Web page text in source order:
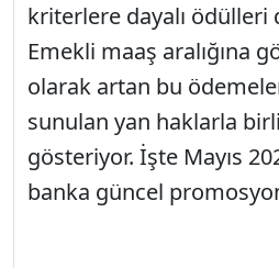
kriterlere dayalı ödülleri
Emekli maaş aralığına
olarak artan bu
sunulan yan haklarla
gösteriyor. İşte Mayıs
banka güncel